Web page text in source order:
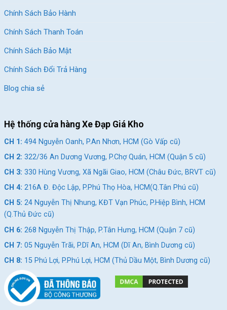
Chính Sách Bảo Hành
Chính Sách Thanh Toán
Chính Sách Bảo Mật
Chính Sách Đổi Trả Hàng
Blog chia sẻ
Hệ thống cửa hàng Xe Đạp Giá Kho
CH 1: 494 Nguyễn Oanh, P.An Nhơn, HCM (Gò Vấp cũ)
CH 2: 322/36 An Dương Vương, P.Chợ Quán, HCM (Quận 5 cũ)
CH 3: 330 Hùng Vương, Xã Ngãi Giao, HCM (Châu Đức, BRVT cũ)
CH 4: 216A Đ. Độc Lập, P.Phú Thọ Hòa, HCM(Q.Tân Phú cũ)
CH 5: 24 Nguyễn Thị Nhung, KĐT Vạn Phúc, P.Hiệp Bình, HCM
(Q.Thủ Đức cũ)
CH 6: 268 Nguyễn Thị Thập, P.Tân Hưng, HCM (Quận 7 cũ)
CH 7: 05 Nguyễn Trãi, P.Dĩ An, HCM (Dĩ An, Bình Dương cũ)
CH 8: 15 Phú Lợi, P.Phú Lợi, HCM (Thủ Dầu Một, Bình Dương cũ)